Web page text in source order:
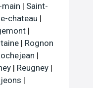
| Saint-
chateau |
|
| Rognon
|
| Reugney |
|